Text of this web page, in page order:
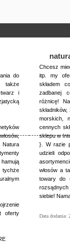
do
także
twarz i
Natura
oferty
Chcesz
itp. my
składem
zadbanej
różnicę!
morskich,
cennych
sklepu w
}. W razie
udzieli
włosów a
towary do
siebie!
Data dodania: